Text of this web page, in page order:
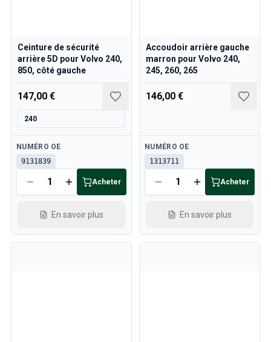
Ceinture de sécurité
arrière 5D pour Volvo 240,
850, côté gauche
147,00 €
240
Disponible
NUMÉRO OE
9131839
Acheter
En savoir plus
Accoudoir arrière gauche
marron pour Volvo 240,
245, 260, 265
146,00 €
Disponible
NUMÉRO OE
1313711
Acheter
En savoir plus